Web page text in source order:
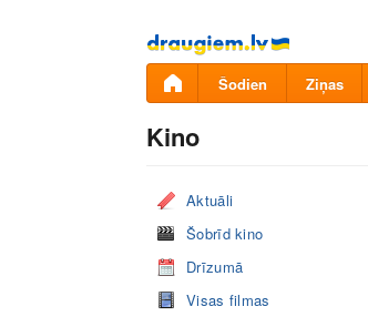
Pāriet
uz
saturu
Šodien Ziņas
Kino
Aktuāli
Šobrīd kino
Drīzumā
Visas filmas